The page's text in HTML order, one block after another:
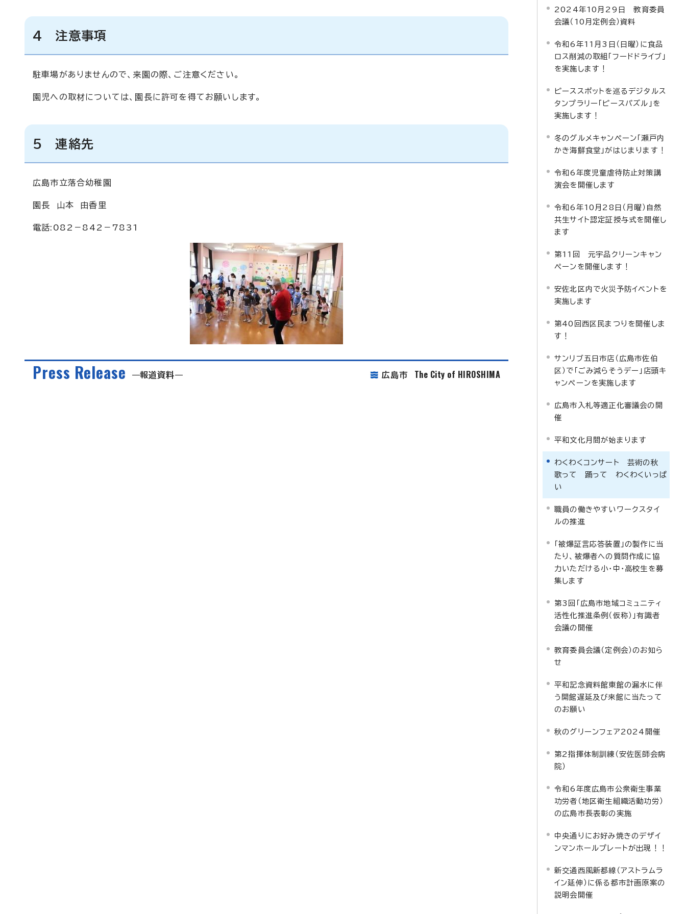
4 注意事項
駐車場がありませんので、来園の際、ご注意ください。
園児への取材については、園長に許可を得てお願いします。
5 連絡先
広島市立落合幼稚園
園長 山本 由香里
電話:082－842－7831
Press Release 報道資料 広島市 The City of HIROSHIMA
2024年10月29日 教育委員
会議（10月定例会）資料
令和6年11月3日（日曜）に食品
ロス削減の取組「フードドライブ」
を実施します！
ピーススポットを巡るデジタルス
タンプラリー「ピースパズル」を
実施します！
冬のグルメキャンペーン「瀬戸内
かき海鮮食堂」がはじまります！
令和6年度児童虐待防止対策講
演会を開催します
令和6年10月28日（月曜）自然
共生サイト認定証授与式を開催し
ます
第11回 元宇品クリーンキャン
ペーンを開催します！
安佐北区内で火災予防イベントを
実施します
第40回西区民まつりを開催しま
す！
サンリブ五日市店（広島市佐伯
区）で「ごみ減らそうデー」店頭キ
ャンペーンを実施します
広島市入札等適正化審議会の開
催
平和文化月間が始まります
わくわくコンサート 芸術の秋
歌って 踊って わくわくいっぱ
い
職員の働きやすいワークスタイ
ルの推進
「被爆証言応答装置」の製作に当
たり、被爆者への質問作成に協
力いただける小・中・高校生を募
集します
第3回「広島市地域コミュニティ
活性化推進条例（仮称）」有識者
会議の開催
教育委員会議（定例会）のお知ら
せ
平和記念資料館東館の漏水に伴
う開館遅延及び来館に当たって
のお願い
秋のグリーンフェア2024開催
第2指揮体制訓練（安佐医師会病
院）
令和6年度広島市公衆衛生事業
功労者（地区衛生組織活動功労）
の広島市長表彰の実施
中央通りにお好み焼きのデザイ
ンマンホールプレートが出現！！
新交通西風新都線（アストラムラ
イン延伸）に係る都市計画原案の
説明会開催